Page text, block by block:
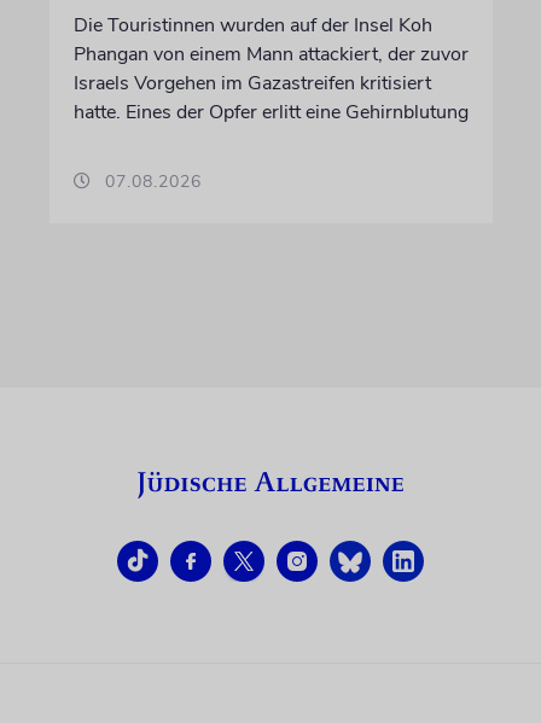
Die Touristinnen wurden auf der Insel Koh
Phangan von einem Mann attackiert, der zuvor
Israels Vorgehen im Gazastreifen kritisiert
hatte. Eines der Opfer erlitt eine Gehirnblutung
07.08.2026